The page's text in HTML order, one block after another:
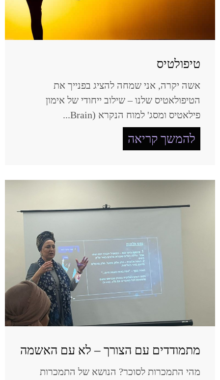
טיפולטיס
אשה יקרה, אני שמחה להציג בפנייך את
הטיפולאטיס שלנו – שילוב ייחודי של אימון
פילאטיס ומסג' למוח הנקרא (Brain...
להמשך קריאה
מתמודדים עם הצורך – לא עם האשמה
מהי התמכרות לסוכר? הנושא של התמכרות